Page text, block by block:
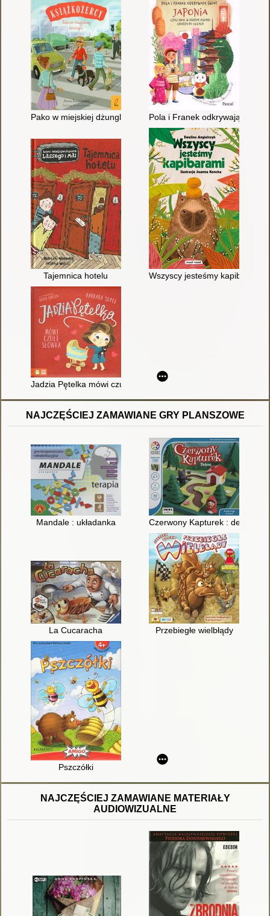
Pako w miejskiej dżungli Pola i Franek odkrywają świat
Tajemnica hotelu Wszyscy jesteśmy kapibarami
Jadzia Pętelka mówi czułe słówka
NAJCZĘŚCIEJ ZAMAWIANE GRY PLANSZOWE
Mandale : układanka Czerwony Kapturek : deluxe
La Cucaracha Przebiegłe wielbłądy
Pszczółki
NAJCZĘŚCIEJ ZAMAWIANE MATERIAŁY
AUDIOWIZUALNE